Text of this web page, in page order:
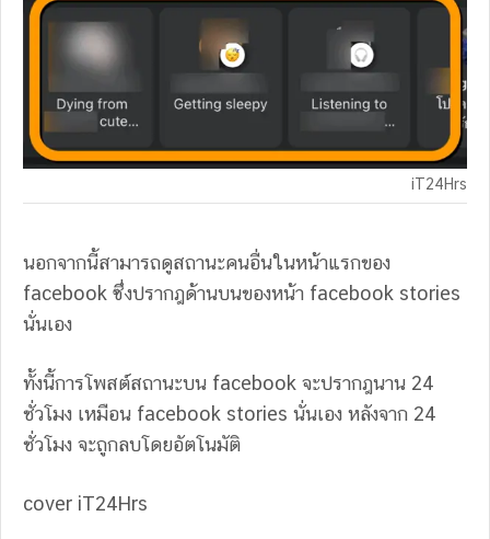
iT24Hrs
นอกจากนี้สามารถดูสถานะคนอื่นในหน้าแรกของ
facebook ซึ่งปรากฎด้านบนของหน้า facebook stories
นั่นเอง
ทั้งนี้การโพสต์สถานะบน facebook จะปรากฎนาน 24
ชั่วโมง เหมือน facebook stories นั่นเอง หลังจาก 24
ชั่วโมง จะถูกลบโดยอัตโนมัติ
cover iT24Hrs